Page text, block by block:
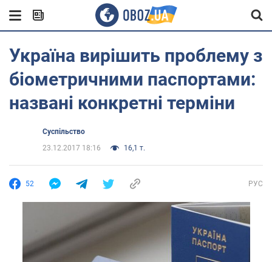
Україна вирішить проблему з
біометричними паспортами:
названі конкретні терміни
Суспільство
23.12.2017 18:16
16,1 т.
52 РУС